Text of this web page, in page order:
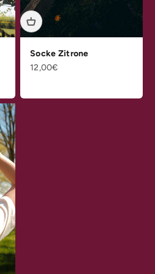
Socke Zitrone
Angebot
12,00€